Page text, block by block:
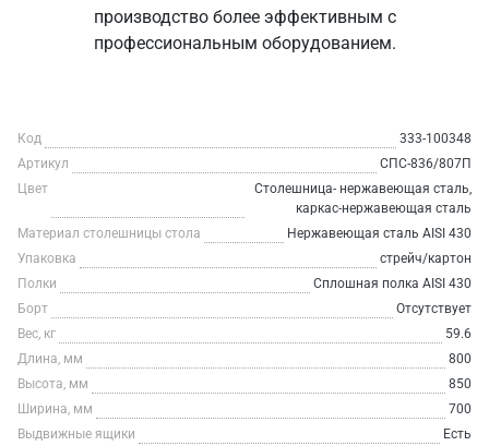
производство более эффективным с
профессиональным оборудованием.
Код
333-100348
Артикул
СПС-836/807П
Цвет
Столешница- нержавеющая сталь,
каркас-нержавеющая сталь
Материал столешницы стола
Нержавеющая сталь AISI 430
Упаковка
стрейч/картон
Полки
Сплошная полка AISI 430
Борт
Отсутствует
Вес, кг
59.6
Длина, мм
800
Высота, мм
850
Ширина, мм
700
Выдвижные ящики
Есть